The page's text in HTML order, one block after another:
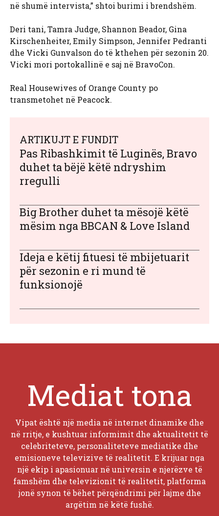
në shumë intervista,” shtoi burimi i brendshëm.
Deri tani, Tamra Judge, Shannon Beador, Gina
Kirschenheiter, Emily Simpson, Jennifer Pedranti
dhe Vicki Gunvalson do të kthehen për sezonin 20.
Vicki mori portokallinë e saj në BravoCon.
Real Housewives of Orange County po
transmetohet në Peacock.
ARTIKUJT E FUNDIT
Pas Ribashkimit të Luginës, Bravo
duhet ta bëjë këtë ndryshim
rregulli
Big Brother duhet ta mësojë këtë
mësim nga BBCAN & Love Island
Ideja e këtij fituesi të mbijetuarit
për sezonin e ri mund të
funksionojë
Mediat tona
Vipat është një media në internet dinamike dhe
në rritje, e kushtuar informimit dhe aktualitetit të
celebriteteve, personaliteteve mediatike dhe
emisioneve televizive të realitetit. E krijuar nga
një ekip i apasionuar në universin e njerëzve të
famshëm dhe televizionit të realitetit, platforma
jonë synon të bëhet përqëndrimi për lajme dhe
argëtim në këtë fushë.